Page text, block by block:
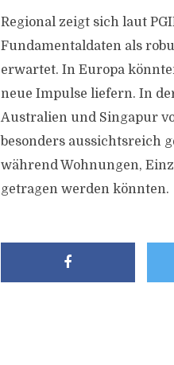
Regional zeigt sich laut
Fundamentaldaten als
erwartet. In Europa
neue Impulse liefern. In
Australien und Singapur
besonders aussichtsreich
während Wohnungen,
getragen werden könnten.